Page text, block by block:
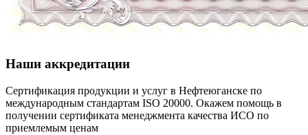
Наши аккредитации
Сертификация продукции и услуг в Нефтеюганске по
международным стандартам ISO 20000. Окажем помощь в
получении сертификата менеджмента качества ИСО по
приемлемым ценам